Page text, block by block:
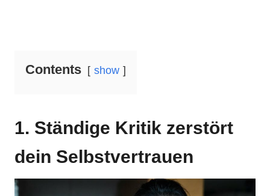
Contents show
1. Ständige Kritik zerstört
dein Selbstvertrauen